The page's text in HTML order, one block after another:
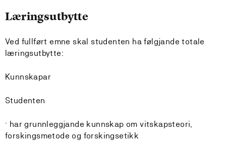
Læringsutbytte
Ved fullført emne skal studenten ha følgjande totale
læringsutbytte:
Kunnskapar
Studenten
· har grunnleggjande kunnskap om vitskapsteori,
forskingsmetode og forskingsetikk